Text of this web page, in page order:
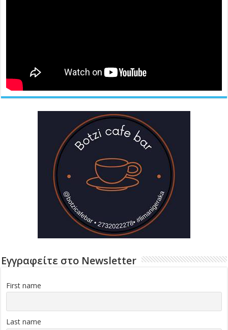
Εγγραφείτε στο Newsletter
First name
Last name